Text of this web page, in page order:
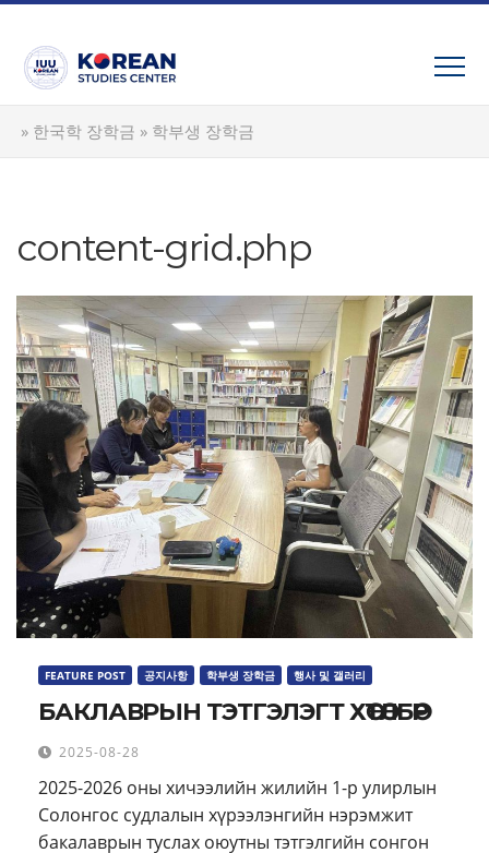
Skip
content
» 한국학 장학금 » 학부생 장학금
content-grid.php
FEATURE POST 공지사항 학부생 장학금 행사 및 갤러리
БАКЛАВРЫН ТЭТГЭЛЭГТ ХӨТӨЛБӨР
2025-08-28
2025-2026 оны хичээлийн жилийн 1-р улирлын
Солонгос судлалын хүрээлэнгийн нэрэмжит
бакалаврын туслах оюутны тэтгэлгийн сонгон